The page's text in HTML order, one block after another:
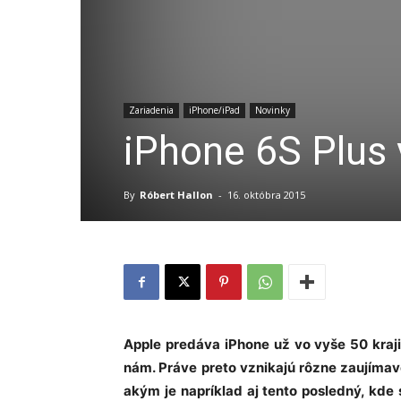
Zariadenia iPhone/iPad Novinky
iPhone 6S
By Róbert Hallon - 16. októbra 2015
Apple predáva iPhone už vo vyše 50
nám. Práve preto vznikajú rôzne
akým je napríklad aj tento posledný,